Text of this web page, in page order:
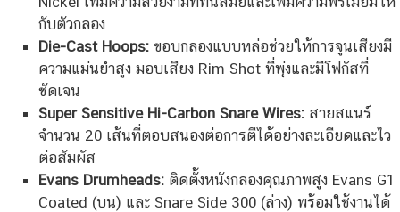
กับตัวกลอง
Die-Cast Hoops:ขอบกลองแบบหล่อช่วยให้การจูนเสียงมี
ความแม่นยำสูง มอบเสียง Rim Shot ที่พุ่งและมีโฟกัสที่
ชัดเจน
Super Sensitive Hi-Carbon Snare Wires:สายสแนร์
จำนวน 20 เส้นที่ตอบสนองต่อการตีได้อย่างละเอียดและไว
ต่อสัมผัส
Evans Drumheads:ติดตั้งหนังกลองคุณภาพสูง Evans G1
Coated (บน) และ Snare Side 300 (ล่าง) พร้อมใช้งานได้